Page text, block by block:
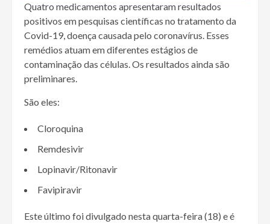
Quatro medicamentos apresentaram resultados
positivos em pesquisas científicas no tratamento da
Covid-19, doença causada pelo coronavírus. Esses
remédios atuam em diferentes estágios de
contaminação das células. Os resultados ainda são
preliminares.
São eles:
Cloroquina
Remdesivir
Lopinavir/Ritonavir
Favipiravir
Este último foi divulgado nesta quarta-feira (18) e é